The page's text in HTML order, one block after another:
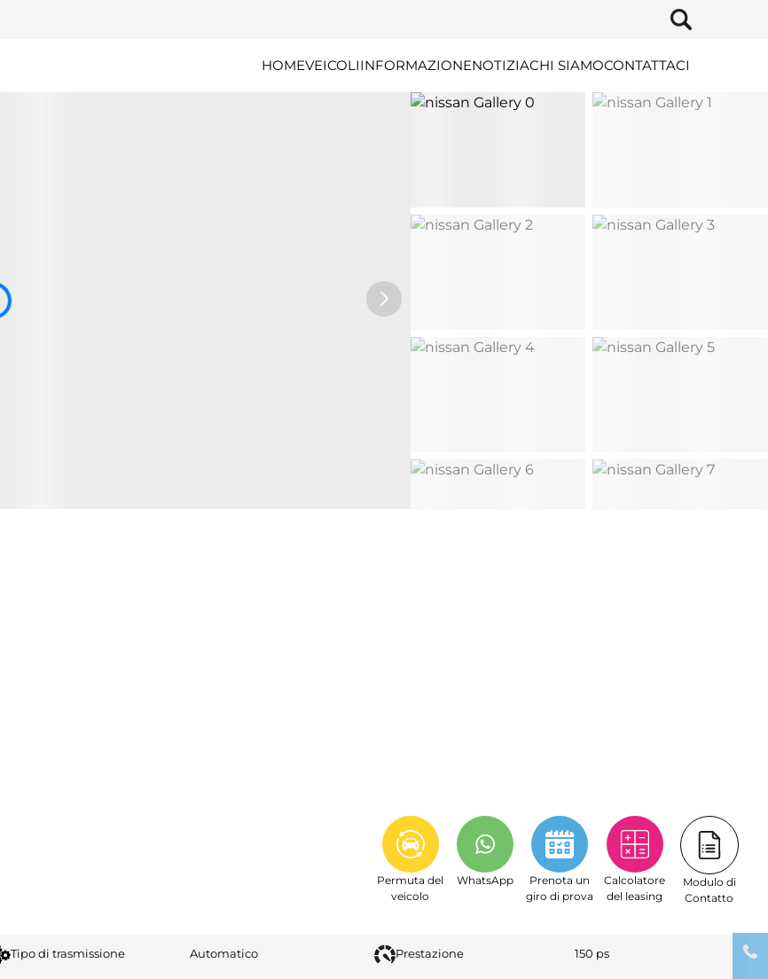
HOMEVEICOLIINFORMAZIONENOTIZIACHI SIAMOCONTATTACI
Permuta del
veicolo
WhatsApp
Prenota un
giro di prova
Calcolatore
del leasing
Modulo di
Contatto
Tipo di trasmissione Automatico Prestazione 150 ps